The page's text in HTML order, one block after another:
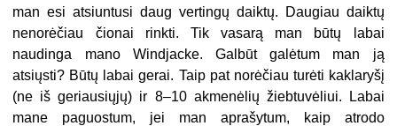
man esi atsiuntusi daug vertingų daiktų. Daugiau daiktų
nenorėčiau čionai rinkti. Tik vasarą man būtų labai
naudinga mano Windjacke. Galbūt galėtum man ją
atsiųsti? Būtų labai gerai. Taip pat norėčiau turėti kaklaryšį
(ne iš geriausiųjų) ir 8–10 akmenėlių žiebtuvėliui. Labai
mane paguostum, jei man aprašytum, kaip atrodo